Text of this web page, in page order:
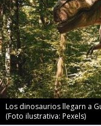
Los dinosaurios llegarn a
(Foto ilustrativa: Pexels)